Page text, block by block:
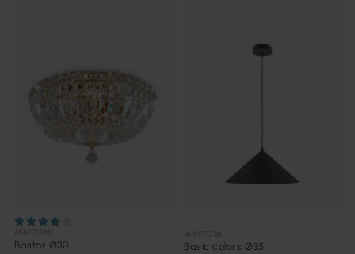
Basfor Ø30 Basic colors Ø35